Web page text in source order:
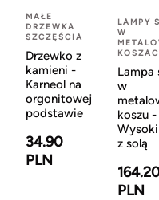
MAŁE
DRZEWKA
SZCZĘŚCIA
Drzewko z
kamieni -
Karneol na
orgonitowej
podstawie
34.90
PLN
LAMPY
W
Lampa
w
koszu -
z solą
PLN